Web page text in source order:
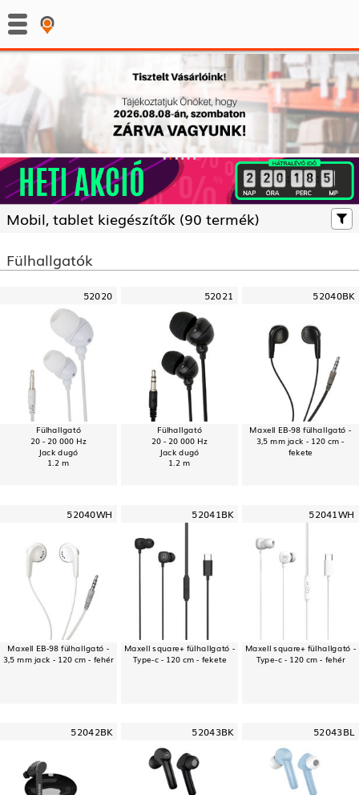
: :
Mobil, tablet kiegészítők (90 termék)
Fülhallgatók
52020
Fülhallgató
20 - 20 000 Hz
Jack dugó
1.2 m
52021
Fülhallgató
20 - 20 000 Hz
Jack dugó
1.2 m
52040BK
Maxell EB-98 fülhallgató -
3,5 mm jack - 120 cm -
fekete
52040WH
Maxell EB-98 fülhallgató -
3,5 mm jack - 120 cm - fehér
52041BK
Maxell square+ fülhallgató -
Type-c - 120 cm - fekete
52041WH
Maxell square+ fülhallgató -
Type-c - 120 cm - fehér
52042BK 52043BK 52043BL